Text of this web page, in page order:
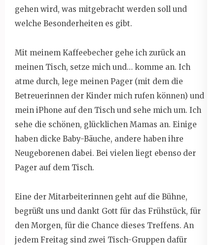
gehen wird, was mitgebracht werden soll und
welche Besonderheiten es gibt.
Mit meinem Kaffeebecher gehe ich zurück an
meinen Tisch, setze mich und… komme an. Ich
atme durch, lege meinen Pager (mit dem die
Betreuerinnen der Kinder mich rufen können) und
mein iPhone auf den Tisch und sehe mich um. Ich
sehe die schönen, glücklichen Mamas an. Einige
haben dicke Baby-Bäuche, andere haben ihre
Neugeborenen dabei. Bei vielen liegt ebenso der
Pager auf dem Tisch.
Eine der Mitarbeiterinnen geht auf die Bühne,
begrüßt uns und dankt Gott für das Frühstück, für
den Morgen, für die Chance dieses Treffens. An
jedem Freitag sind zwei Tisch-Gruppen dafür